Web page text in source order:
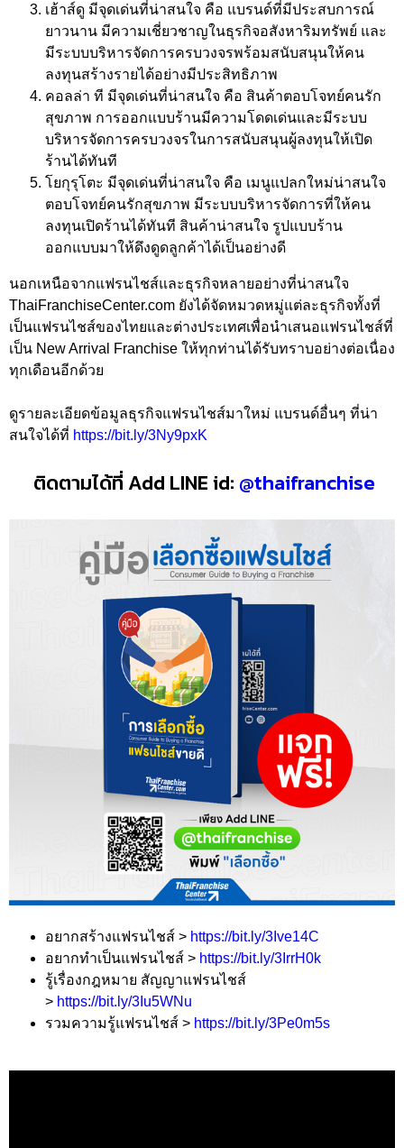
เฮ้าส์ดู มีจุดเด่นที่น่าสนใจ คือ แบรนด์ที่มีประสบการณ์
ยาวนาน มีความเชี่ยวชาญในธุรกิจอสังหาริมทรัพย์ และ
มีระบบบริหารจัดการครบวงจรพร้อมสนับสนุนให้คน
ลงทุนสร้างรายได้อย่างมีประสิทธิภาพ
คอลล่า ที มีจุดเด่นที่น่าสนใจ คือ สินค้าตอบโจทย์คนรัก
สุขภาพ การออกแบบร้านมีความโดดเด่นและมีระบบ
บริหารจัดการครบวงจรในการสนับสนุนผู้ลงทุนให้เปิด
ร้านได้ทันที
โยกุรุโตะ มีจุดเด่นที่น่าสนใจ คือ เมนูแปลกใหม่น่าสนใจ
ตอบโจทย์คนรักสุขภาพ มีระบบบริหารจัดการที่ให้คน
ลงทุนเปิดร้านได้ทันที สินค้าน่าสนใจ รูปแบบร้าน
ออกแบบมาให้ดึงดูดลูกค้าได้เป็นอย่างดี
นอกเหนือจากแฟรนไชส์และธุรกิจหลายอย่างที่น่าสนใจ
ThaiFranchiseCenter.com ยังได้จัดหมวดหมู่แต่ละธุรกิจทั้งที่
เป็นแฟรนไชส์ของไทยและต่างประเทศเพื่อนำเสนอแฟรนไชส์ที่
เป็น New Arrival Franchise ให้ทุกท่านได้รับทราบอย่างต่อเนื่อง
ทุกเดือนอีกด้วย
ดูรายละเอียดข้อมูลธุรกิจแฟรนไชส์มาใหม่ แบรนด์อื่นๆ ที่น่า
สนใจได้ที่ https://bit.ly/3Ny9pxK
ติดตามได้ที่ Add LINE id: @thaifranchise
อยากสร้างแฟรนไชส์ > https://bit.ly/3Ive14C
อยากทำเป็นแฟรนไชส์ > https://bit.ly/3IrrH0k
รู้เรื่องกฎหมาย สัญญาแฟรนไชส์
> https://bit.ly/3Iu5WNu
รวมความรู้แฟรนไชส์ > https://bit.ly/3Pe0m5s